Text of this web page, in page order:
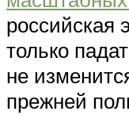
российская
только
не
прежней